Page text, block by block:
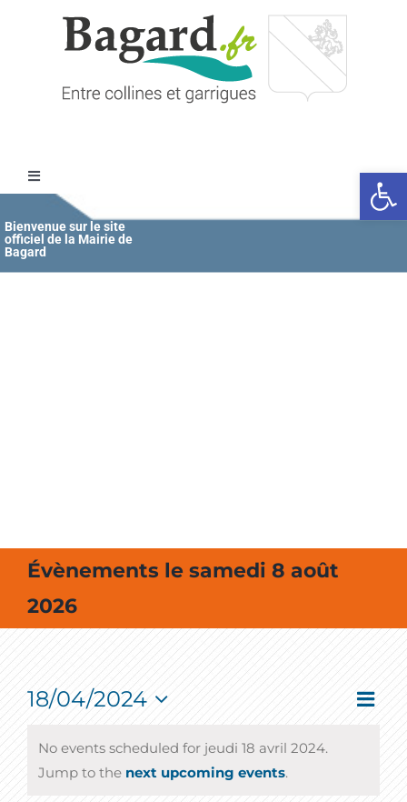
Ouvrir
Toggle
Navigation
Accueil
Bienvenue sur le site
officiel de la Mairie de
Bagard
Évènements le samedi 8 août
2026
Event
Jour
18/04/2024
Select
date.
No events scheduled for jeudi 18 avril 2024.
Jump to the next upcoming events.